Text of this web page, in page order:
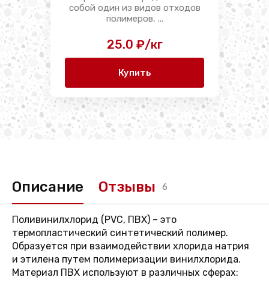
собой один из видов отходов
полимеров, ...
25.0 ₽/кг
Купить
Описание Отзывы 6
Поливинилхлорид (PVC, ПВХ) – это
термопластический синтетический полимер.
Образуется при взаимодействии хлорида натрия
и этилена путем полимеризации винилхлорида.
Материал ПВХ используют в различных сферах: